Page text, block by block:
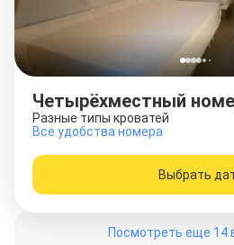
Четырёхместный
Разные типы кроватей
Все удобства номера
Выбрать
Посмотреть еще 14